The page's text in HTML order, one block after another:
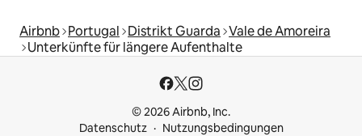
Airbnb Portugal Distrikt Guarda Vale de Amoreira
Unterkünfte für längere Aufenthalte
© 2026 Airbnb, Inc.
Datenschutz
Nutzungsbedingungen